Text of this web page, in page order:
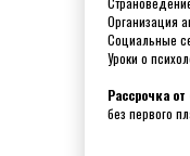
Организация
Социальные
Уроки о
Рассрочка
без первого